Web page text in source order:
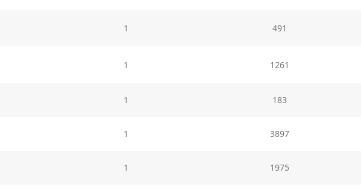
1 491
1 1261
1 183
1 3897
1 1975